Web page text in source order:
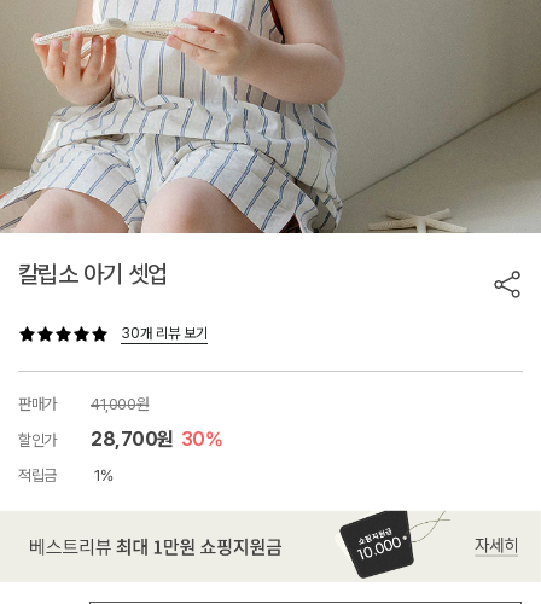
칼립소 아기 셋업
30개 리뷰 보기
판매가
41,000원
할인가
28,700원 30%
적립금 1%